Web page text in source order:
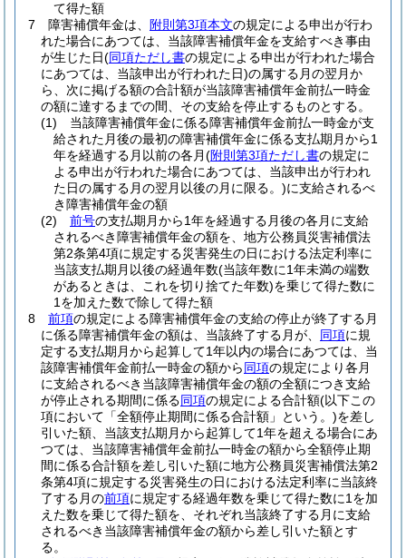
て得た額
7
障害補償年金は、 附則第3項本文の規定による申出が行わ
れた場合にあつては、当該障害補償年金を支給すべき事由
が生じた日(同項ただし書の規定による申出が行われた場合
にあつては、当該申出が行われた日)の属する月の翌月か
ら、次に掲げる額の合計額が当該障害補償年金前払一時金
の額に達するまでの間、その支給を停止するものとする。
(1)
当該障害補償年金に係る障害補償年金前払一時金が支
給された月後の最初の障害補償年金に係る支払期月から1
年を経過する月以前の各月(附則第3項ただし書の規定に
よる申出が行われた場合にあつては、当該申出が行われ
た日の属する月の翌月以後の月に限る。)に支給されるべ
き障害補償年金の額
(2)
前号の支払期月から1年を経過する月後の各月に支給
されるべき障害補償年金の額を、地方公務員災害補償法
第2条第4項に規定する災害発生の日における法定利率に
当該支払期月以後の経過年数(当該年数に1年未満の端数
があるときは、これを切り捨てた年数)を乗じて得た数に
1を加えた数で除して得た額
8
前項の規定による障害補償年金の支給の停止が終了する月
に係る障害補償年金の額は、当該終了する月が、 同項に規
定する支払期月から起算して1年以内の場合にあつては、当
該障害補償年金前払一時金の額から同項の規定により各月
に支給されるべき当該障害補償年金の額の全額につき支給
が停止される期間に係る同項の規定による合計額(以下この
項において「全額停止期間に係る合計額」という。)を差し
引いた額、当該支払期月から起算して1年を超える場合にあ
つては、当該障害補償年金前払一時金の額から全額停止期
間に係る合計額を差し引いた額に地方公務員災害補償法第2
条第4項に規定する災害発生の日における法定利率に当該終
了する月の前項に規定する経過年数を乗じて得た数に1を加
えた数を乗じて得た額を、それぞれ当該終了する月に支給
されるべき当該障害補償年金の額から差し引いた額とす
る。